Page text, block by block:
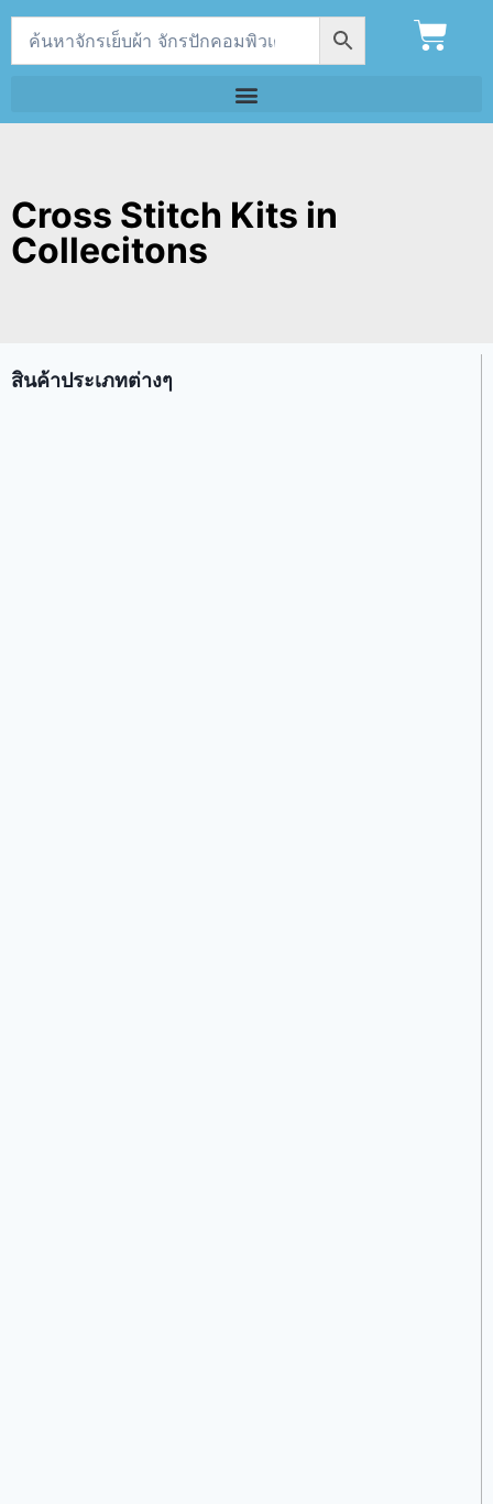
Cross Stitch Kits in
Collecitons
สินค้าประเภทต่างๆ